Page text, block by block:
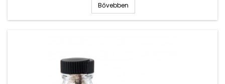
Bővebben